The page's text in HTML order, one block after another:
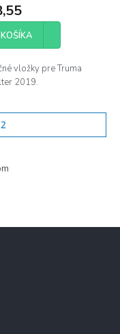
vložky pre Truma
2019.